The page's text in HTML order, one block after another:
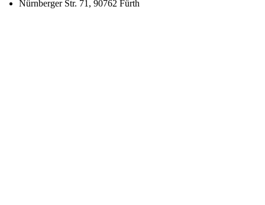
Nürnberger Str. 71, 90762 Fürth